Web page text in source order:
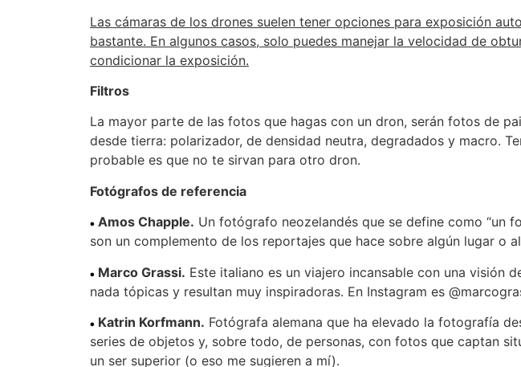
Las cámaras de los drones suelen tener opciones para exposición
bastante. En algunos casos, solo puedes manejar la velocidad de
condicionar la exposición.
Filtros
La mayor parte de las fotos que hagas con un dron, serán fotos de
desde tierra: polarizador, de densidad neutra, degradados y macro.
probable es que no te sirvan para otro dron.
Fotógrafos de referencia
Amos Chapple. Un fotógrafo neozelandés que se define como “un
son un complemento de los reportajes que hace sobre algún lugar o
Marco Grassi. Este italiano es un viajero incansable con una visión
nada tópicas y resultan muy inspiradoras. En Instagram es
Katrin Korfmann. Fotógrafa alemana que ha elevado la fotografía
series de objetos y, sobre todo, de personas, con fotos que captan
un ser superior (o eso me sugieren a mí).